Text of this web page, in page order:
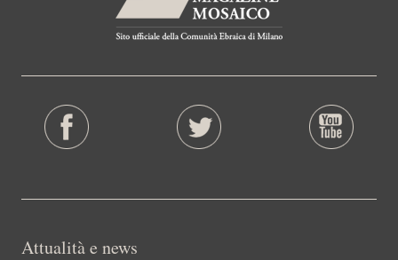
Attualità e news